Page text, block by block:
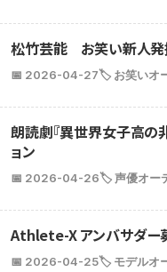
松竹芸能 お笑い新人発
📅 2026-04-27🏷️ お笑いオ
朗読劇『異世界女子高の
ョン
📅 2026-04-26🏷️ 声優オー
Athlete-X アンバサダー
📅 2026-04-25🏷️ モデルオ